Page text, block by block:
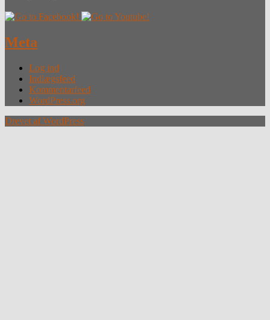
Meta
Log ind
Indlægsfeed
Kommentarfeed
WordPress.org
Drevet af WordPress